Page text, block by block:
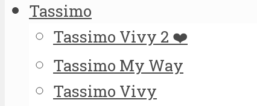
Tassimo
Tassimo Vivy 2 ❤️
Tassimo My Way
Tassimo Vivy